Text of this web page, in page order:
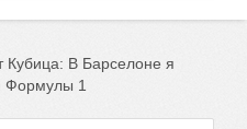
Кубица: В Барселоне я
Формулы 1